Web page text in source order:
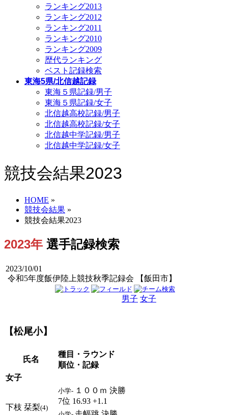
ランキング2013
ランキング2012
ランキング2011
ランキング2010
ランキング2009
歴代ランキング
ベスト記録検索
東海5県/北信越記録
東海５県記録/男子
東海５県記録/女子
北信越高校記録/男子
北信越高校記録/女子
北信越中学記録/男子
北信越中学記録/女子
競技会結果2023
HOME »
競技会結果 »
競技会結果2023
2023年 選手記録検索
2023/10/01
令和5年度飯伊陸上競技秋季記録会 【飯田市】
男子 女子
【松尾小】
氏名
種目・ラウンド
順位・記録
女子
下枝 栞梨(4)
小学- １００ｍ 決勝
7位 16.93 +1.1